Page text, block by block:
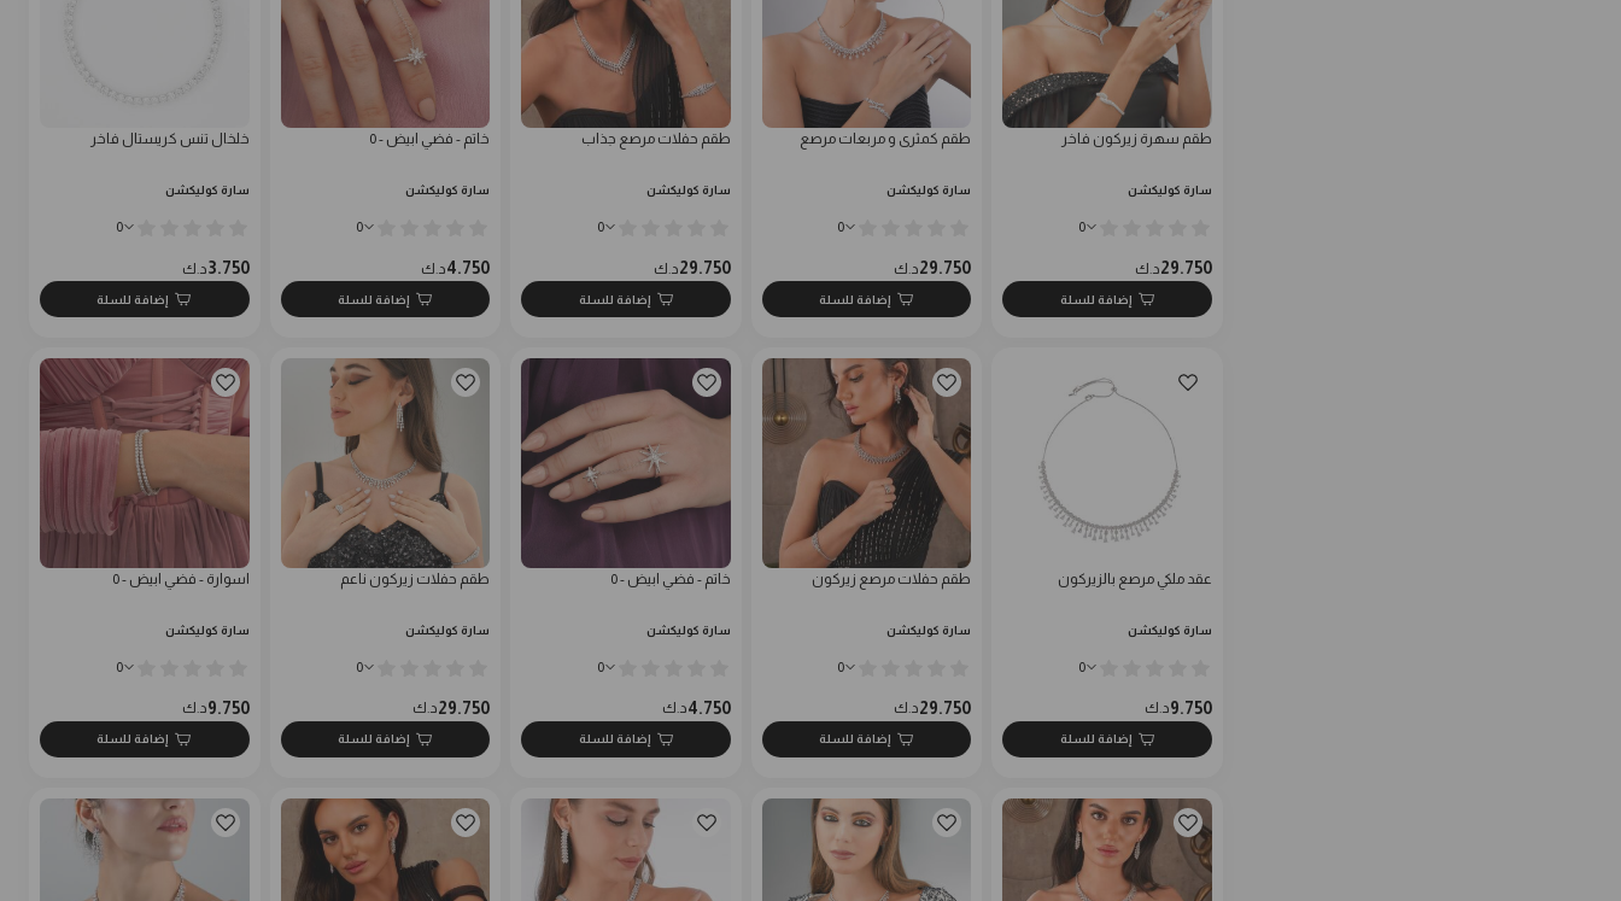
طقم سهرة زيركون فاخر
سارة كوليكشن
0
29.750د.ك
إضافة للسلة
طقم كمثرى و مربعات مرصع
سارة كوليكشن
0
29.750د.ك
إضافة للسلة
طقم حفلات مرصع جذاب
سارة كوليكشن
0
29.750د.ك
إضافة للسلة
خاتم - فضي ابيض - 0
سارة كوليكشن
0
4.750د.ك
إضافة للسلة
خلخال تنس كريستال فاخر
سارة كوليكشن
0
3.750د.ك
إضافة للسلة
عقد ملكي مرصع بالزيركون
سارة كوليكشن
0
9.750د.ك
إضافة للسلة
طقم حفلات مرصع زيركون
سارة كوليكشن
0
29.750د.ك
إضافة للسلة
خاتم - فضي ابيض - 0
سارة كوليكشن
0
4.750د.ك
إضافة للسلة
طقم حفلات زيركون ناعم
سارة كوليكشن
0
29.750د.ك
إضافة للسلة
اسوارة - فضي ابيض - 0
سارة كوليكشن
0
9.750د.ك
إضافة للسلة